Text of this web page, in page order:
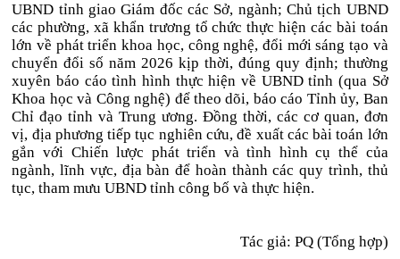
UBND tỉnh giao Giám đốc các Sở, ngành; Chủ tịch UBND
các phường, xã khẩn trương tổ chức thực hiện các bài toán
lớn về phát triển khoa học, công nghệ, đổi mới sáng tạo và
chuyển đổi số năm 2026 kịp thời, đúng quy định; thường
xuyên báo cáo tình hình thực hiện về UBND tỉnh (qua Sở
Khoa học và Công nghệ) để theo dõi, báo cáo Tỉnh ủy, Ban
Chỉ đạo tỉnh và Trung ương. Đồng thời, các cơ quan, đơn
vị, địa phương tiếp tục nghiên cứu, đề xuất các bài toán lớn
gắn với Chiến lược phát triển và tình hình cụ thể của
ngành, lĩnh vực, địa bàn để hoàn thành các quy trình, thủ
tục, tham mưu UBND tỉnh công bố và thực hiện.
Tác giả: PQ (Tổng hợp)